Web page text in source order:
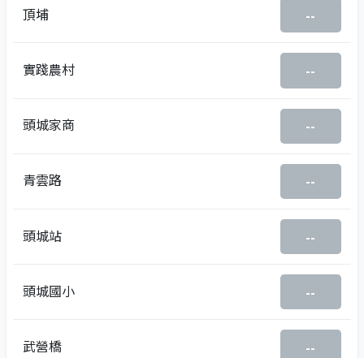
頂埔 --
實踐農村 --
頭城家商 --
青雲路 --
頭城站 --
頭城國小 --
武營橋 --